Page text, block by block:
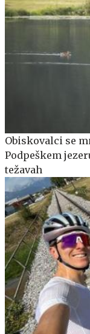
Obiskovalci se
Podpeškem
težavah